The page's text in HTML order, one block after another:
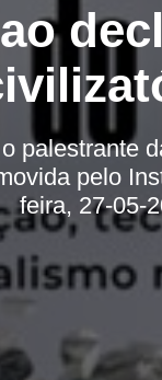
palestrante
pelo
feira, 27-05-